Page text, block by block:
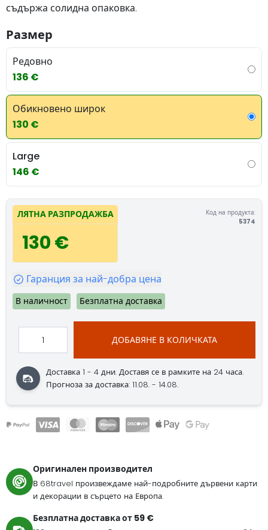
съдържа солидна опаковка.
Размер
Редовно
136 €
Обикновено широк
130 €
Large
146 €
ЛЯТНА РАЗПРОДАЖБА
130 €
Код на продукта:
5374
Гаранция за най-добра цена
В наличност Безплатна доставка
ДОБАВЯНЕ В КОЛИЧКАТА
Доставка 1 - 4 дни.Доставя се в рамките на 24 часа.
Прогноза за доставка: 11.08. - 14.08.
Оригинален производител
В 68travel произвеждаме най-подробните дървени карти
и декорации в сърцето на Европа.
Безплатна доставка от 59 €